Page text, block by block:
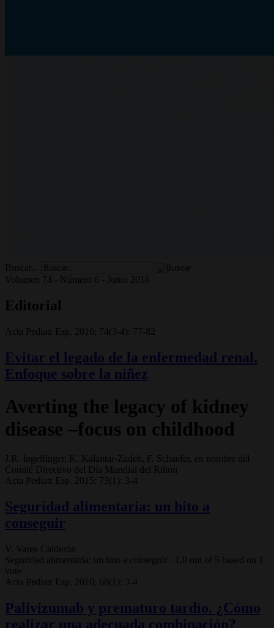
Buscar...
Volumen 74 - Número 6 - Junio 2016
Editorial
Acta Pediatr Esp. 2016; 74(3-4): 77-82
Evitar el legado de la enfermedad renal.
Enfoque sobre la niñez
Averting the legacy of kidney
disease –focus on childhood
J.R. Ingelfinger, K. Kalantar-Zadeh, F. Schaefer, en nombre del
Comité Directivo del Día Mundial del Riñón
Acta Pediatr Esp. 2015; 73(1): 3-4
Seguridad alimentaria: un hito a
conseguir
V. Varea Calderón
Seguridad alimentaria: un hito a conseguir
- 1.0 out of 5 based on
1
vote
Acta Pediatr Esp. 2010; 68(1): 3-4
Palivizumab y prematuro tardío. ¿Cómo
realizar una adecuada combinación?